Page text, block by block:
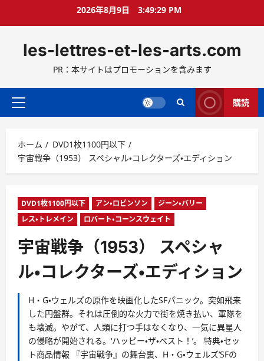
ス
ッ
2026年8月9日 3:49:31 PM
les-lettres-et-les-arts.com
PR：本サイトはプロモーションを含みます
メ
メ
ニ
ュ
購読
ホーム
DVD1枚1100円以下
宇宙戦争（1953） スペシャル・コレクターズ・エディション
DVD1枚1100円以下 アン・ロビンソン
ジーン・バリー
レス・トレメイン
ロバート・コーンスウェイト
宇宙戦争（1953） スペシャ
ル・コレクターズ・エディション
H・G・ウェルズの原作を映画化したSFパニック。突如飛来
した円盤群。それは圧倒的な火力で街を焼き払い、軍隊を
も壊滅。やがて、人類に打つ手はなくなり、一気に異星人
の侵略が開始される。‘ハッピー・ザ・ベスト！’。 特典・セッ
ト商品情報 『宇宙戦争』の舞台裏、H・G・ウェルズ’SFの